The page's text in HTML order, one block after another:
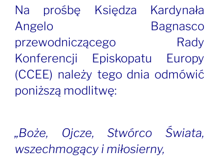
Na prośbę Księdza Kardynała
Angelo Bagnasco
przewodniczącego Rady
Konferencji Episkopatu Europy
(CCEE) należy tego dnia odmówić
poniższą modlitwę:
„Boże, Ojcze, Stwórco Świata,
wszechmogący i miłosierny,